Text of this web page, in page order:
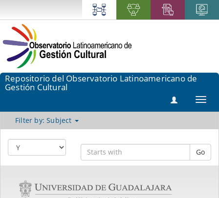
Repositorio del Observatorio Latinoamericano de
Gestión Cultural
Filter by: Subject
Go